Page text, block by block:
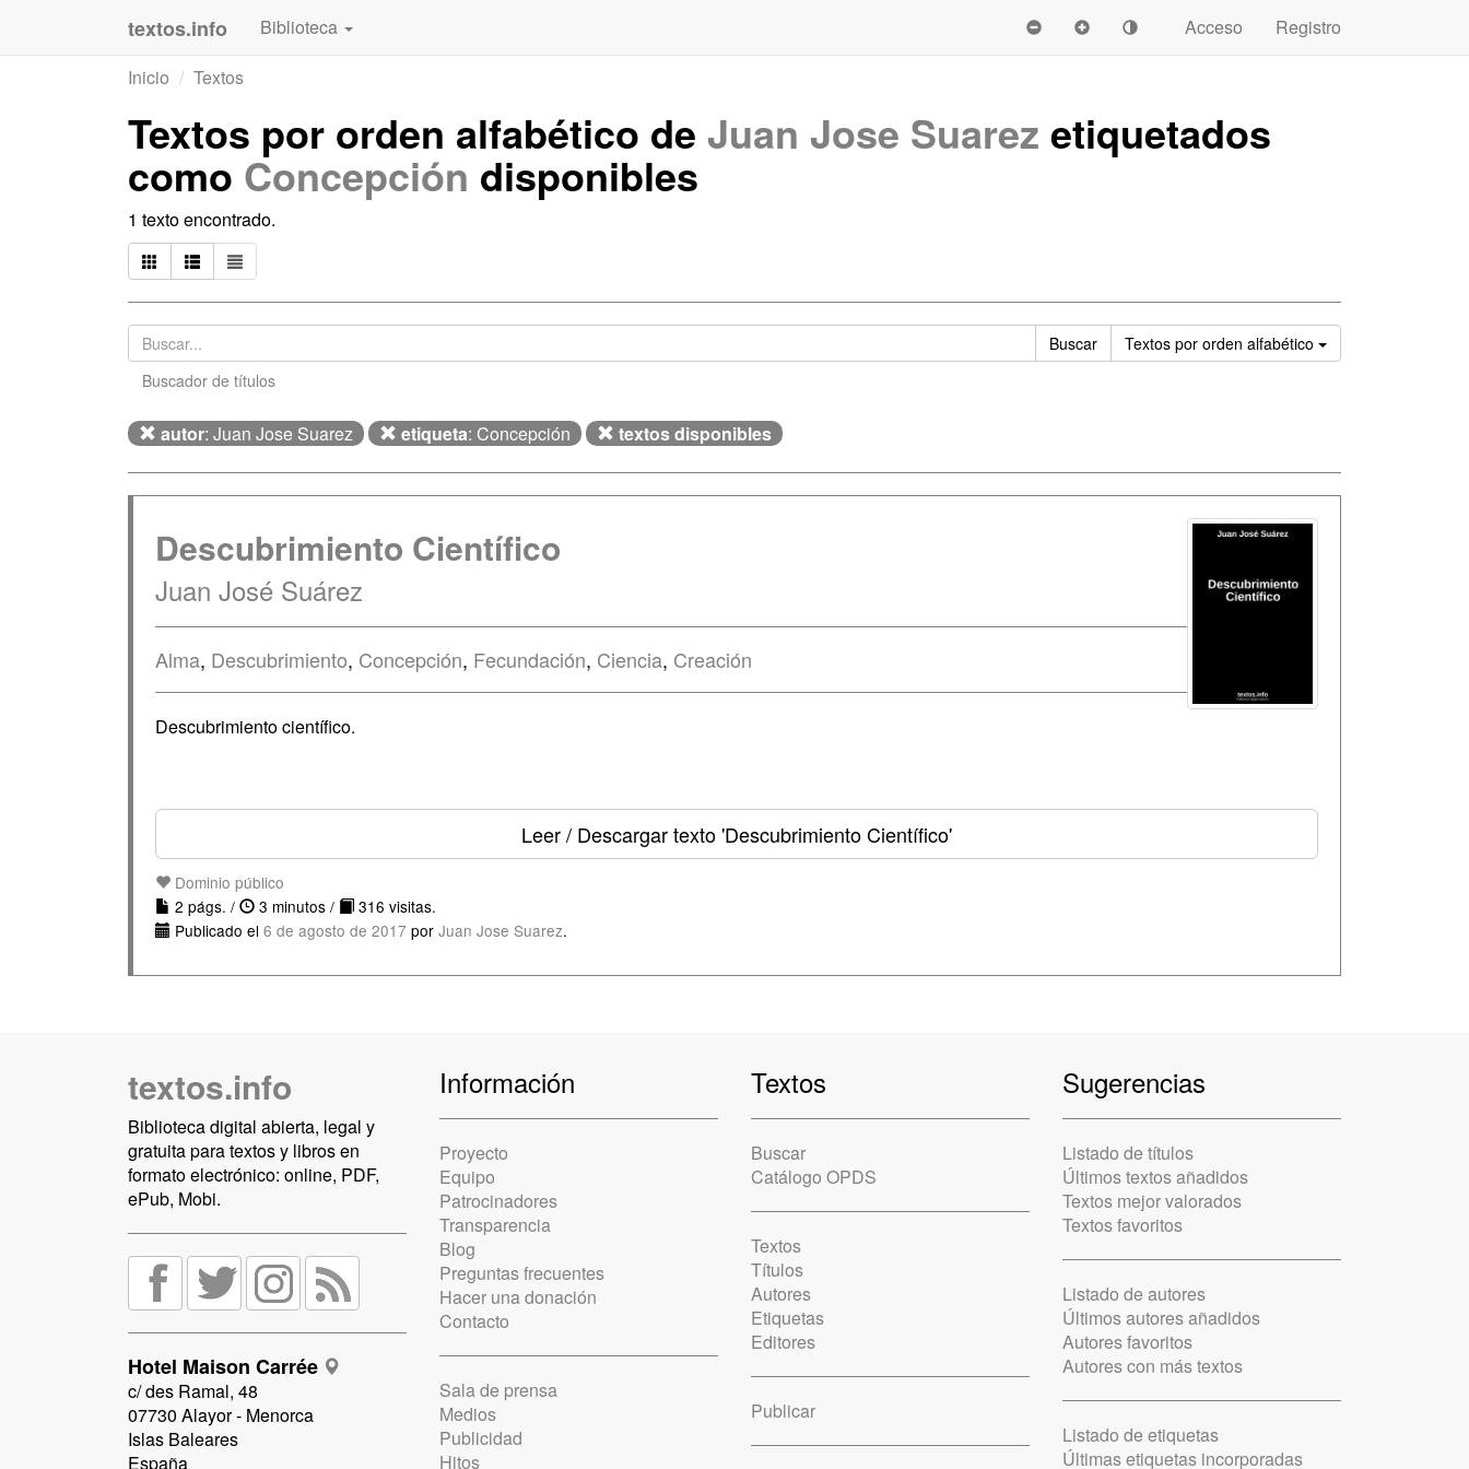
textos.info Biblioteca Acceso
Registro
Inicio
Textos
Textos por orden alfabético de Juan Jose Suarez etiquetados
como Concepción disponibles
1 texto encontrado.
Buscar Textos por orden alfabético Ordenar
Buscador de títulos
autor: Juan Jose Suarez etiqueta: Concepción textos disponibles
Descubrimiento Científico
Juan José Suárez
Alma, Descubrimiento, Concepción, Fecundación, Ciencia, Creación
Descubrimiento científico.
Leer / Descargar texto'Descubrimiento Científico'
Dominio público
2 págs. /
3 minutos /
316 visitas.
Publicado el 6 de agosto de 2017 por Juan Jose Suarez.
textos.info
Biblioteca digital abierta, legal y
gratuita para textos y libros en
formato electrónico: online, PDF,
ePub, Mobi.
Hotel Maison Carrée
c/ des Ramal, 48
07730 Alayor - Menorca
Islas Baleares
España
Información
Proyecto
Equipo
Patrocinadores
Transparencia
Blog
Preguntas frecuentes
Hacer una donación
Contacto
Sala de prensa
Medios
Publicidad
Hitos
Textos
Buscar
Catálogo OPDS
Textos
Títulos
Autores
Etiquetas
Editores
Publicar
Sugerencias
Listado de títulos
Últimos textos añadidos
Textos mejor valorados
Textos favoritos
Listado de autores
Últimos autores añadidos
Autores favoritos
Autores con más textos
Listado de etiquetas
Últimas etiquetas incorporadas